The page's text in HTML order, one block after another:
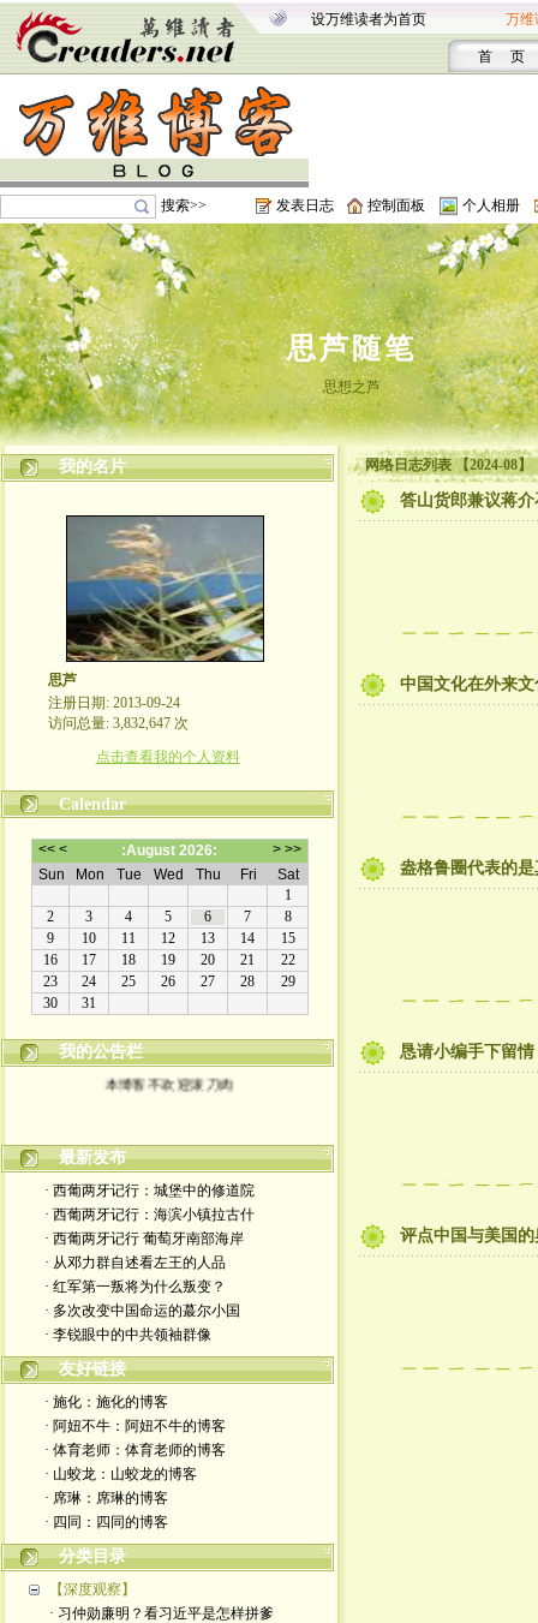
设万维读者为首页 万维
首 页
搜索>> 发表日志 控制面板 个人相册
思芦随笔
思想之芦
我的名片
思芦
注册日期: 2013-09-24
访问总量: 3,832,647 次
点击查看我的个人资料
Calendar
我的公告栏
本博客不欢迎滚刀肉
最新发布
· 西葡两牙记行：城堡中的修道院
· 西葡两牙记行：海滨小镇拉古什
· 西葡两牙记行 葡萄牙南部海岸
· 从邓力群自述看左王的人品
· 红军第一叛将为什么叛变？
· 多次改变中国命运的蕞尔小国
· 李锐眼中的中共领袖群像
友好链接
· 施化：施化的博客
· 阿妞不牛：阿妞不牛的博客
· 体育老师：体育老师的博客
· 山蛟龙：山蛟龙的博客
· 席琳：席琳的博客
· 四同：四同的博客
分类目录
【深度观察】
· 习仲勋廉明？看习近平是怎样拼爹
网络日志列表 【2024-08】
答山货郎兼议蒋
中国文化在外来
盎格鲁圈代表的
恳请小编手下留
评点中国与美国